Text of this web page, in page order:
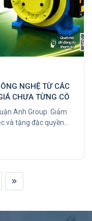
NGHỆ TỪ CÁC
CHƯA TỪNG CÓ
Anh Group. Giảm
và tặng đặc quyền